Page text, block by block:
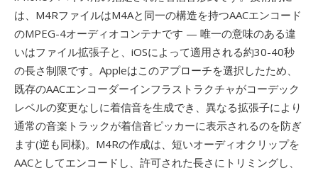
は、M4RファイルはM4Aと同一の構造を持つAACエンコード
のMPEG-4オーディオコンテナです — 唯一の意味のある違
いはファイル拡張子と、iOSによって適用される約30-40秒
の長さ制限です。Appleはこのアプローチを選択したため、
既存のAACエンコーダーインフラストラクチャがコーデック
レベルの変更なしに着信音を生成でき、異なる拡張子により
通常の音楽トラックが着信音ピッカーに表示されるのを防ぎ
ます(逆も同様)。M4Rの作成は、短いオーディオクリップを
AACとしてエンコードし、許可された長さにトリミングし、